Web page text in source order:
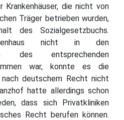
die nicht von
Träger betrieben wurden,
des Sozialgesetzbuchs.
nicht in den
des entsprechenden
war, konnte es die
deutschem Recht nicht
hatte allerdings schon
dass sich Privatkliniken
Recht berufen können.